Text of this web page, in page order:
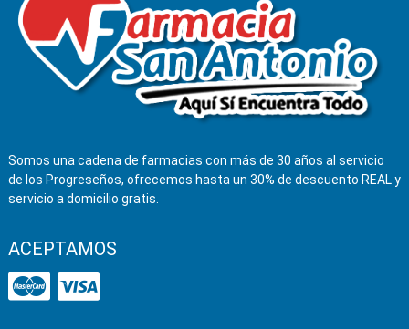
Somos una cadena de farmacias con más de 30 años al servicio
de los Progreseños, ofrecemos hasta un 30% de descuento REAL y
servicio a domicilio gratis.
ACEPTAMOS